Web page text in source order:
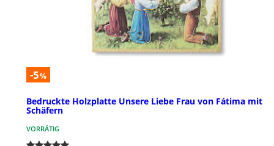
-5%
Bedruckte Holzplatte Unsere Liebe Frau von Fátima mit
Schäfern
VORRÄTIG